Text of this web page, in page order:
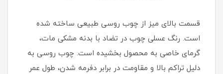
قسمت بالای میز از چوب روسی طبیعی ساخته شده
است. رنگ عسلی چوب در تضاد با بدنه مشکی مات،
گرمای خاصی به محصول بخشیده است. چوب روسی به
دلیل تراکم بالا و مقاومت در برابر دفرمه شدن، طول عمر